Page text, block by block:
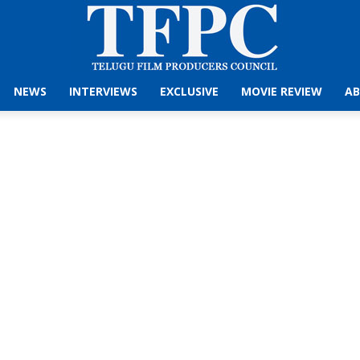
NEWS INTERVIEWS EXCLUSIVE MOVIE REVIEW